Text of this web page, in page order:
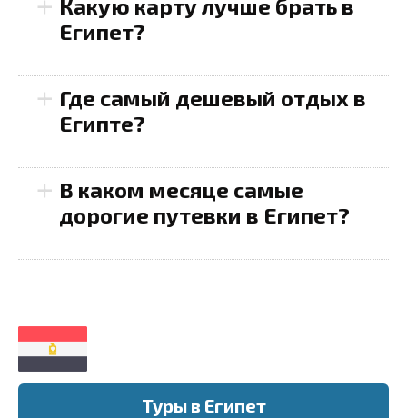
Туры в Египет
Какую карту лучше брать в
Египет?
+ Где самый дешевый отдых в
Египте?
+ В каком месяце самые
дорогие путевки в Египет?